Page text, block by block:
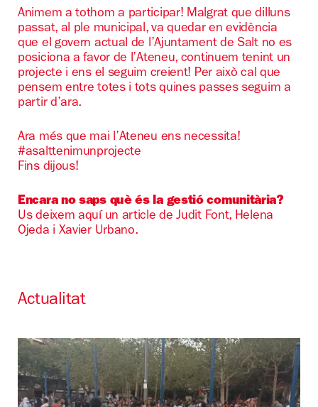
Animem a tothom a participar! Malgrat que dilluns
passat, al ple municipal, va quedar en evidència
que el govern actual de l’Ajuntament de Salt no es
posiciona a favor de l’Ateneu, continuem tenint un
projecte i ens el seguim creient! Per això cal que
pensem entre totes i tots quines passes seguim a
partir d’ara.
Ara més que mai l’Ateneu ens necessita!
#asalttenimunprojecte
Fins dijous!
Encara no saps què és la gestió comunitària?
Us deixem aquí un article de Judit Font, Helena
Ojeda i Xavier Urbano.
Actualitat